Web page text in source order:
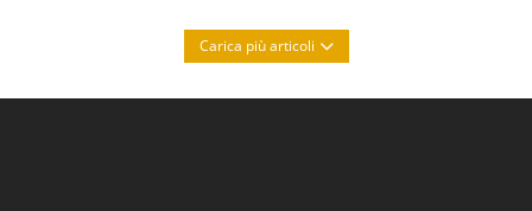
Carica più articoli